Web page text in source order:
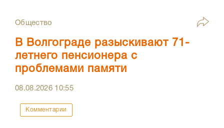
Общество
В Волгограде разыскивают 71-
летнего пенсионера с
проблемами памяти
08.08.2026 10:55
Комментарии